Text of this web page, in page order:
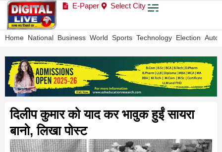
E-Paper Select City
Home National Business World Sports Technology Election Auto
दिलीप कुमार को याद कर भावुक हुईं सायरा
बानो, लिखा पोस्ट